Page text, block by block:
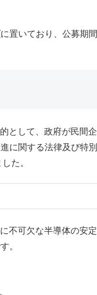
に置いており、公募期間
として、政府が民間企
に関する法律及び特別
た。
不可欠な半導体の安定
。